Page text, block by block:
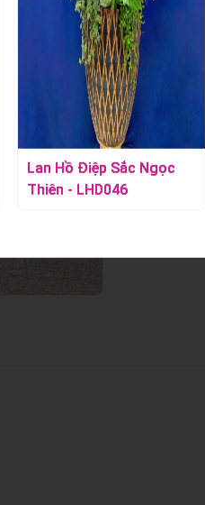
Lan Hồ Điệp Sắc Ngọc
Thiên - LHD046